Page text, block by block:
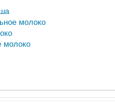
молоко
молоко